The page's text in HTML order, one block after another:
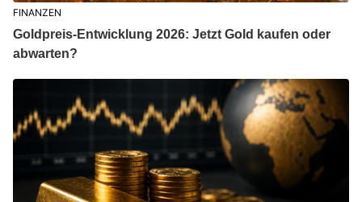
FINANZEN
Goldpreis-Entwicklung 2026: Jetzt Gold kaufen oder
abwarten?